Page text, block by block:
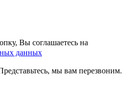
Вы соглашаетесь на
данных
мы вам перезвоним.